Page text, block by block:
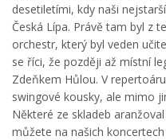
desetiletími, kdy naši
Česká Lípa. Právě tam byl z
orchestr, který byl veden
se říci, že později až místní
Zdeňkem Hůlou. V
swingové kousky, ale mimo
Některé ze skladeb
můžete na našich